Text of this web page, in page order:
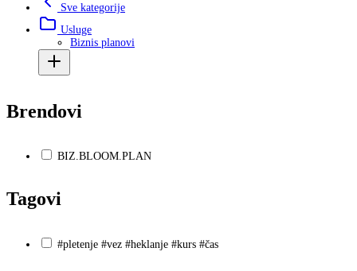
Sve kategorije
Usluge
Biznis planovi
Brendovi
BIZ.BLOOM.PLAN
Tagovi
#pletenje #vez #heklanje #kurs #čas